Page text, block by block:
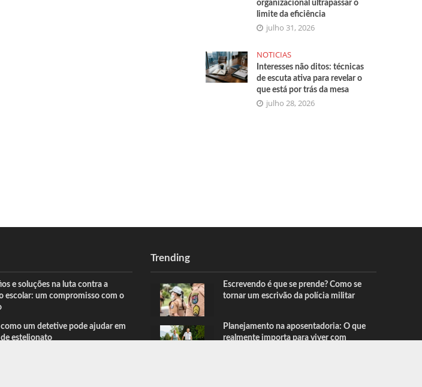
organizacional ultrapassar o
limite da eficiência
julho 31, 2026
NOTICIAS
Interesses não ditos: técnicas
de escuta ativa para revelar o
que está por trás da mesa
julho 28, 2026
e soluções na luta contra a
escolar: um compromisso com o
um detetive pode ajudar em
de estelionato
Trending
Escrevendo é que se prende? Como se
tornar um escrivão da polícia militar
Planejamento na aposentadoria: O que
realmente importa para viver com